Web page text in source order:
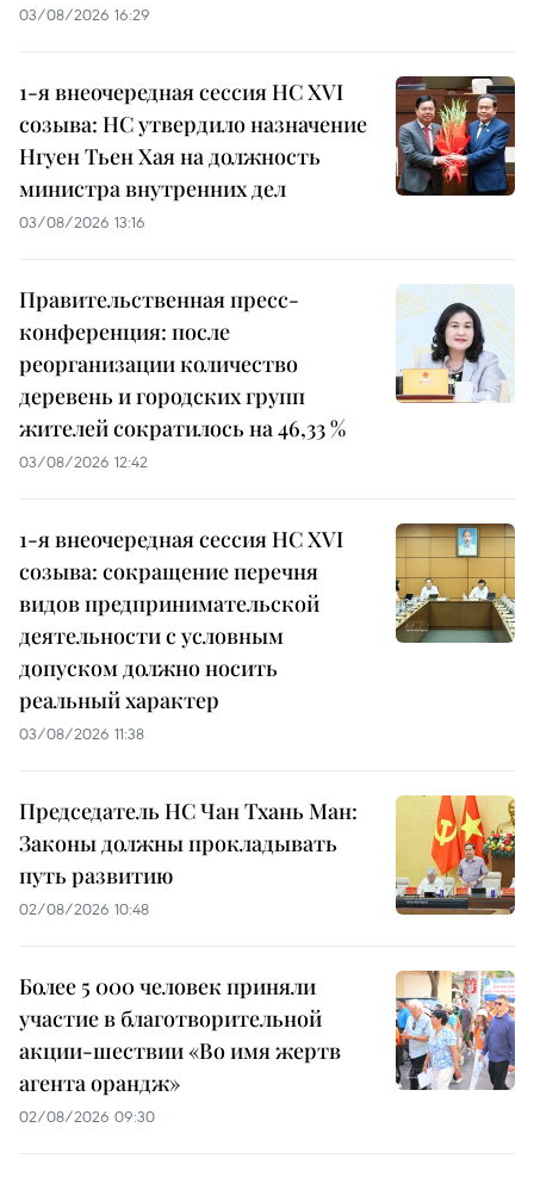
03/08/2026 16:29
1-я внеочередная сессия НС XVI
созыва: НС утвердило назначение
Нгуен Тьен Хая на должность
министра внутренних дел
03/08/2026 13:16
Правительственная пресс-
конференция: после
реорганизации количество
деревень и городских групп
жителей сократилось на 46,33 %
03/08/2026 12:42
1-я внеочередная сессия НС XVI
созыва: сокращение перечня
видов предпринимательской
деятельности с условным
допуском должно носить
реальный характер
03/08/2026 11:38
Председатель НС Чан Тхань Ман:
Законы должны прокладывать
путь развитию
02/08/2026 10:48
Более 5 000 человек приняли
участие в благотворительной
акции-шествии «Во имя жертв
агента орандж»
02/08/2026 09:30